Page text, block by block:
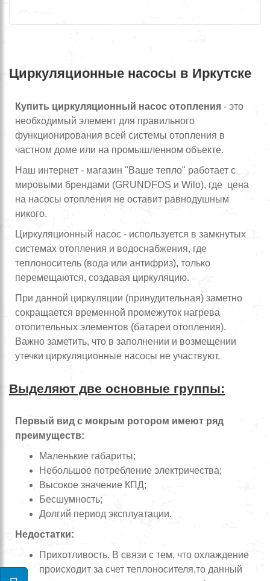
Циркуляционные насосы в Иркутске
Купить циркуляционный насос отопления - это
необходимый элемент для правильного
функционирования всей системы отопления в
частном доме или на промышленном объекте.
Наш интернет - магазин "Ваше тепло" работает с
мировыми брендами (GRUNDFOS и Wilo), где цена
на насосы отопления не оставит равнодушным
никого.
Циркуляционный насос - используется в замкнутых
системах отопления и водоснабжения, где
теплоноситель (вода или антифриз), только
перемещаются, создавая циркуляцию.
При данной циркуляции (принудительная) заметно
сокращается временной промежуток нагрева
отопительных элементов (батареи отопления).
Важно заметить, что в заполнении и возмещении
утечки циркуляционные насосы не участвуют.
Выделяют две основные группы:
Первый вид с мокрым ротором имеют ряд
преимуществ:
Маленькие габариты;
Небольшое потребление электричества;
Высокое значение КПД;
Бесшумность;
Долгий период эксплуатации.
Недостатки:
Прихотливость. В связи с тем, что охлаждение
происходит за счет теплоносителя,то данный